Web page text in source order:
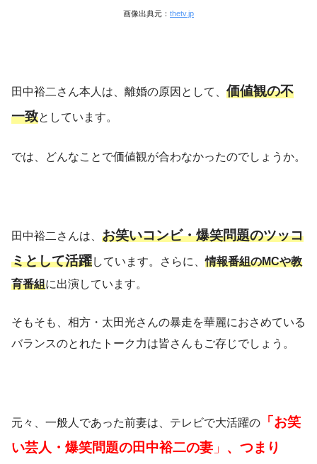
画像出典元： thetv.jp
田中裕二さん本人は、離婚の原因として、 価値観の不
一致としています。
では、どんなことで価値観が合わなかったのでしょうか。
田中裕二さんは、 お笑いコンビ・爆笑問題のツッコ
ミとして活躍しています。さらに、情報番組のMCや教
育番組に出演しています。
そもそも、相方・太田光さんの暴走を華麗におさめている
バランスのとれたトーク力は皆さんもご存じでしょう。
元々、一般人であった前妻は、テレビで大活躍の
「お笑
い芸人・爆笑問題の田中裕二の妻 」 、つまり